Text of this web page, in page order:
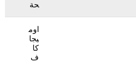
حة
اوم
يجا
كا
ف